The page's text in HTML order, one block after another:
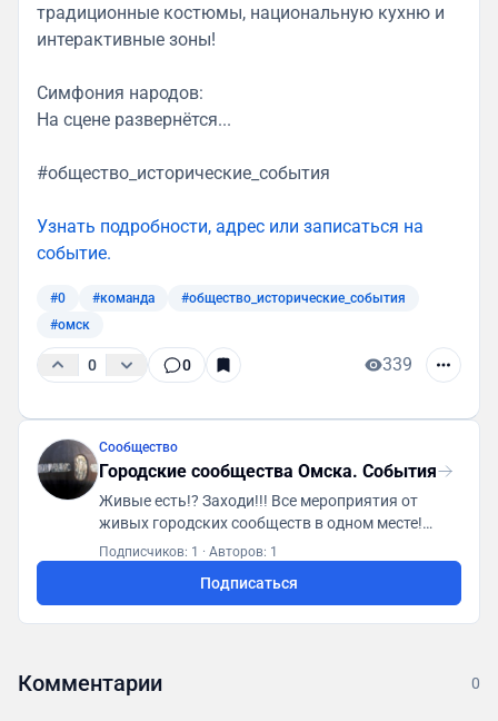
традиционные костюмы, национальную кухню и
интерактивные зоны!
Симфония народов:
На сцене развернётся...
#общество_исторические_события
Узнать подробности, адрес или записаться на
событие.
#0 #команда
#общество_исторические_события
#омск
0 0 339
Сообщество
Городские сообщества Омска. События
Живые есть!? Заходи!!! Все мероприятия от
живых городских сообществ в одном месте!
Первая городская платформа "ГСА. Генератор
https://t.me/gsaomsk_bot
Подписчиков: 1 · Авторов: 1
Подписаться
Комментарии 0